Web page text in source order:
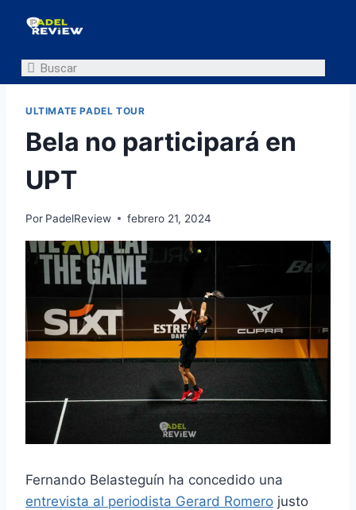
ULTIMATE PADEL TOUR
Bela no participará en
UPT
Por PadelReview febrero 21, 2024
Fernando Belasteguín ha concedido una
entrevista al periodista Gerard Romero justo